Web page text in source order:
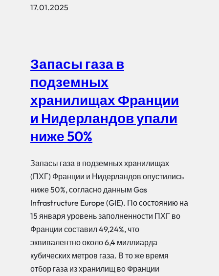
17.01.2025
Запасы газа в
подземных
хранилищах Франции
и Нидерландов упали
ниже 50%
Запасы газа в подземных хранилищах
(ПХГ) Франции и Нидерландов опустились
ниже 50%, согласно данным Gas
Infrastructure Europe (GIE). По состоянию на
15 января уровень заполненности ПХГ во
Франции составил 49,24%, что
эквивалентно около 6,4 миллиарда
кубических метров газа. В то же время
отбор газа из хранилищ во Франции